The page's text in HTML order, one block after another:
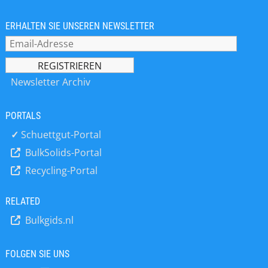
wie den AirScrape, DustScrape und
den SpeedScrape. Die
Neuentwicklungen aus unserem
Hause ermöglichen mit niedrigen
Kosten und geringem
eine schonendere und effizientere
entlang der Förderwege und an
Übergabestellen.
ERHALTEN SIE UNSEREN NEWSLETTER
Newsletter Archiv
PORTALS
✓ Schuettgut-Portal
BulkSolids-Portal
Recycling-Portal
RELATED
Bulkgids.nl
FOLGEN SIE UNS